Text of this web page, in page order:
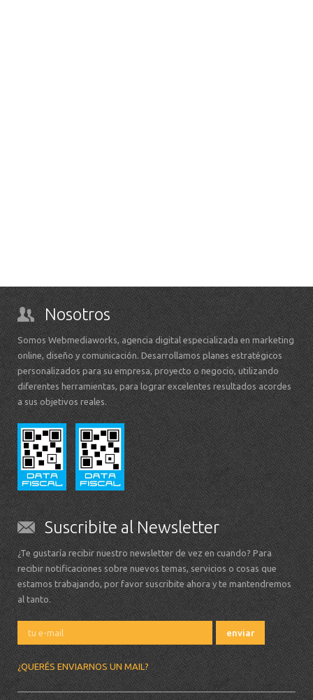
Nosotros
Somos Webmediaworks, agencia digital especializada en marketing
online, diseño y comunicación. Desarrollamos planes estratégicos
personalizados para su empresa, proyecto o negocio, utilizando
diferentes herramientas, para lograr excelentes resultados acordes
a sus objetivos reales.
Suscribite al Newsletter
¿Te gustaría recibir nuestro newsletter de vez en cuando? Para
recibir notificaciones sobre nuevos temas, servicios o cosas que
estamos trabajando, por favor suscribite ahora y te mantendremos
al tanto.
¿QUERÉS ENVIARNOS UN MAIL?